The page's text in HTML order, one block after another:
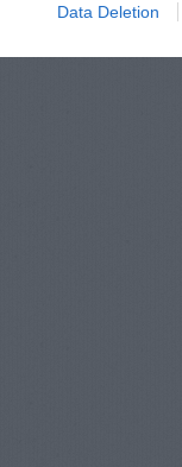
Data Deletion